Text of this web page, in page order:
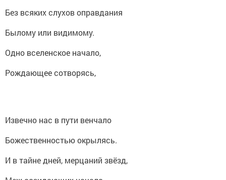
Без всяких слухов оправдания
Былому или видимому.
Одно вселенское начало,
Рождающее сотворясь,
Извечно нас в пути венчало
Божественностью окрылясь.
И в тайне дней, мерцаний звёзд,